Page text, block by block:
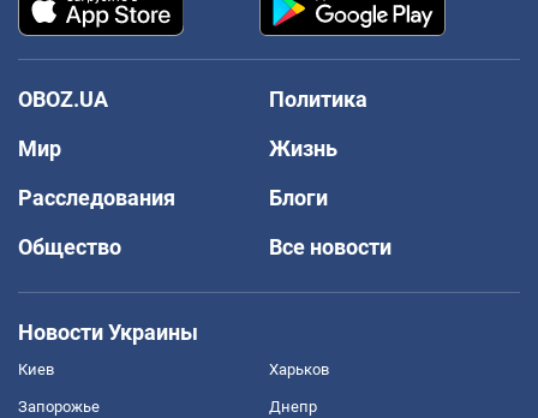
OBOZ.UA
Политика
Мир
Жизнь
Расследования
Блоги
Общество
Все новости
Новости Украины
Киев Харьков
Запорожье Днепр